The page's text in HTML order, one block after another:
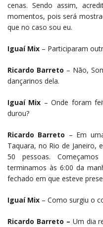
cenas. Sendo assim,
momentos, pois será
que no caso sou eu.
Iguaí Mix – Participaram
Ricardo Barreto – Não,
dançarinos dela.
Iguaí Mix – Onde foram
durou?
Ricardo Barreto – Em
Taquara, no Rio de Janeiro,
50 pessoas.
terminamos às 6:00 da
fechado em que esteve
Iguaí Mix – Como surgiu o
Ricardo Barreto – Um dia